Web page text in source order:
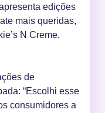
edições
mais queridas,
N Creme,
de
“Escolhi esse
consumidores a